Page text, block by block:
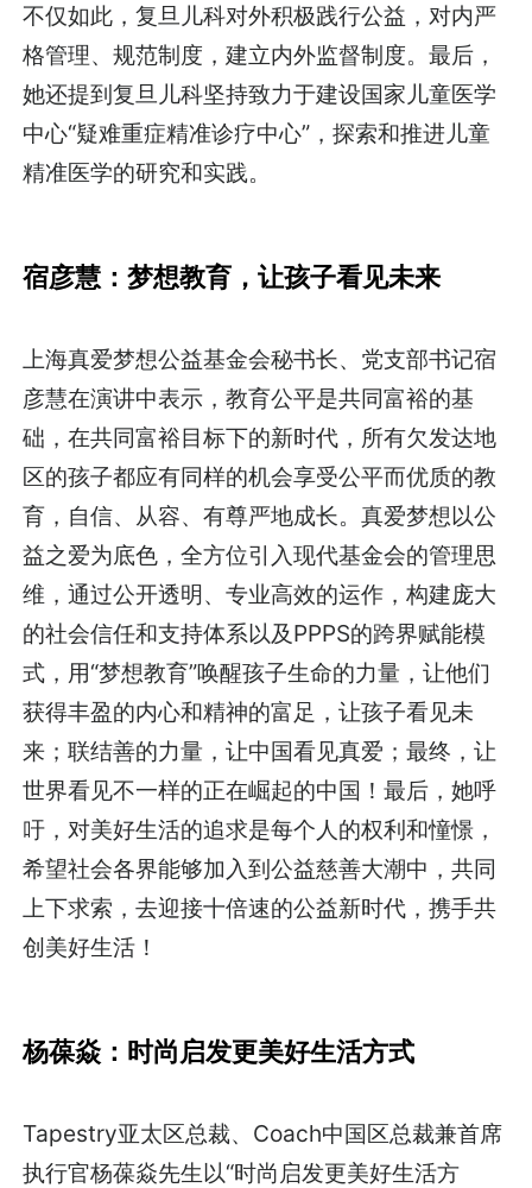
不仅如此，复旦儿科对外积极践行公益，对内严
格管理、规范制度，建立内外监督制度。最后，
她还提到复旦儿科坚持致力于建设国家儿童医学
中心“疑难重症精准诊疗中心”，探索和推进儿童
精准医学的研究和实践。
宿彦慧：梦想教育，让孩子看见未来
上海真爱梦想公益基金会秘书长、党支部书记宿
彦慧在演讲中表示，教育公平是共同富裕的基
础，在共同富裕目标下的新时代，所有欠发达地
区的孩子都应有同样的机会享受公平而优质的教
育，自信、从容、有尊严地成长。真爱梦想以公
益之爱为底色，全方位引入现代基金会的管理思
维，通过公开透明、专业高效的运作，构建庞大
的社会信任和支持体系以及PPPS的跨界赋能模
式，用“梦想教育”唤醒孩子生命的力量，让他们
获得丰盈的内心和精神的富足，让孩子看见未
来；联结善的力量，让中国看见真爱；最终，让
世界看见不一样的正在崛起的中国！最后，她呼
吁，对美好生活的追求是每个人的权利和憧憬，
希望社会各界能够加入到公益慈善大潮中，共同
上下求索，去迎接十倍速的公益新时代，携手共
创美好生活！
杨葆焱：时尚启发更美好生活方式
Tapestry亚太区总裁、Coach中国区总裁兼首席
执行官杨葆焱先生以“时尚启发更美好生活方